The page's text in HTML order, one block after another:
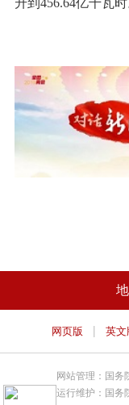
升到456.64亿千瓦时
网页版 | 英文
网站管理：国务
运行维护：国务